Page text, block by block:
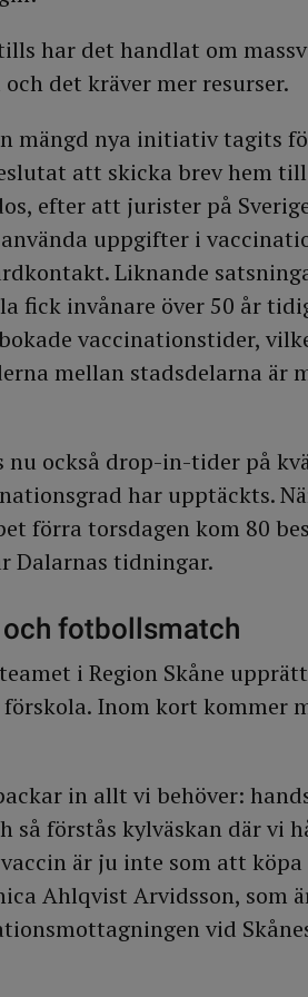
har det handlat om
det kräver mer resurser.
mängd nya initiativ tagits
att skicka brev hem till
efter att jurister på
uppgifter i
Liknande
fick invånare över 50 år
vaccinationstider,
mellan stadsdelarna är
nu också drop-in-tider på
har upptäckts.
förra torsdagen kom 80
Dalarnas tidningar.
fotbollsmatch
i Region Skåne
Inom kort kommer
in allt vi behöver:
så förstås kylväskan där vi
är ju inte som att
Ahlqvist Arvidsson, som
vid